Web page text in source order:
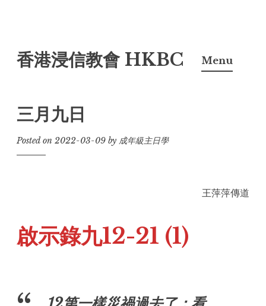
to
香港浸信教會 HKBC Menu
三月九日
Posted on 2022-03-09 by 成年級主日學
王萍萍傳道
啟示錄九12-21 (1)